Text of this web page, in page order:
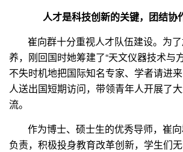
人才是科技创新的关键，团结协
崔向群十分重视人才队伍建设。为
养，刚回国时她筹建了“天文仪器技术与
不失时机地把国际知名专家、学者请进
人送出国短期访问，带领青年人开展了
流。
作为博士、硕士生的优秀导师，崔
负责，积极投身教育改革创新，学生们